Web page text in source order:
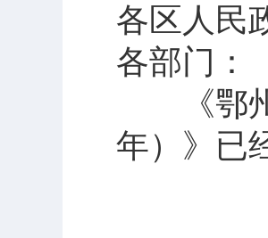
各区人民
各部门：
《鄂州
年）》已